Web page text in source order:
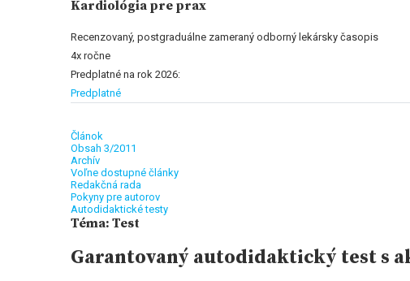
Kardiológia pre prax
Recenzovaný, postgraduálne zameraný odborný lekársky časopis
4x ročne
Predplatné na rok 2026:
Predplatné
Článok
Obsah 3/2011
Archív
Voľne dostupné články
Redakčná rada
Pokyny pre autorov
Autodidaktické testy
Téma: Test
Garantovaný autodidaktický test s